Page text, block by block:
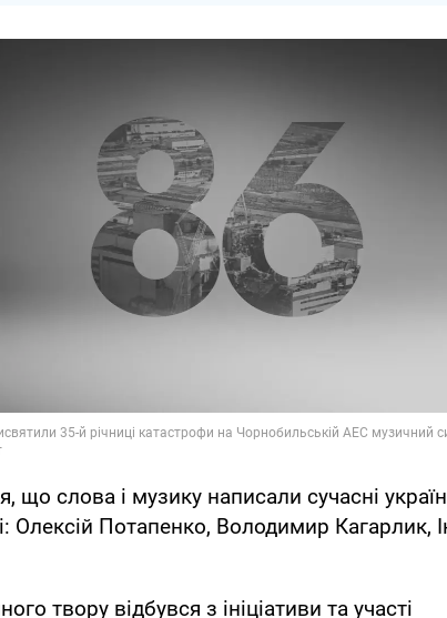
що слова і музику написали сучасні
Олексій Потапенко, Володимир Кагарлик,
твору відбувся з ініціативи та участі